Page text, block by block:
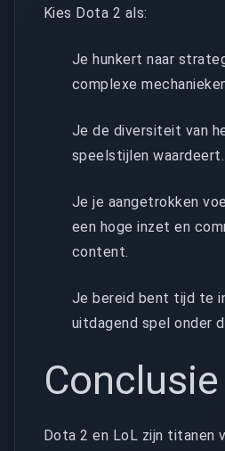
Kies Dota 2 als:
Je hunkert naar
complexe
Je de diversiteit van
speelstijlen waardeert.
Je je aangetrokken
een hoge inzet en
content.
Je bereid bent tijd te
uitdagend spel onder
Conclusie
Dota 2 en LoL zijn titanen